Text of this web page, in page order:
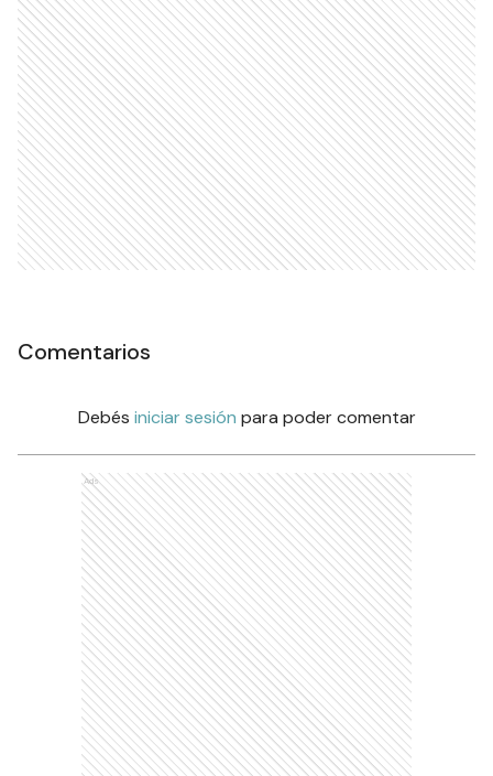
Comentarios
Debés iniciar sesión para poder comentar
Ads